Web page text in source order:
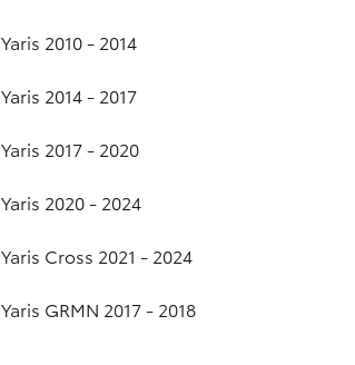
Yaris 2010 - 2014
Yaris 2014 - 2017
Yaris 2017 - 2020
Yaris 2020 - 2024
Yaris Cross 2021 - 2024
Yaris GRMN 2017 - 2018